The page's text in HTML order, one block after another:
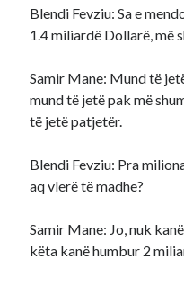
Blendi Fevziu: Sa e
1.4 miliardë Dollarë, më
Samir Mane: Mund të
mund të jetë pak më
të jetë patjetër.
Blendi Fevziu: Pra
aq vlerë të madhe?
Samir Mane: Jo, nuk
këta kanë humbur 2